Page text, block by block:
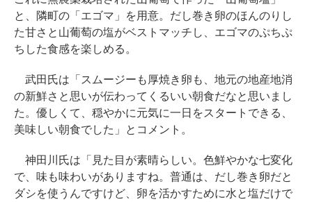
と、隣町の「エゴマ」を用意。だし巻き卵のほんのりし
た甘さと山葡萄の塩がベストマッチし、エゴマのぷちぷ
ちした食感を楽しめる。
武田氏は「スムージーも厚焼き卵も、地元の地産地消
の新鮮さと思いが伝わってくるいい朝食だなと思いまし
た。優しくて、穏やかに元気に一日をスタートできる、
美味しい朝食でした」とコメント。
神田川氏は「見た目が素晴らしい。色鮮やかな七変化
で、味も味わいがありますね。普通は、だし巻き卵だと
ダシを使うんですけど、卵を活かすために水と塩だけで